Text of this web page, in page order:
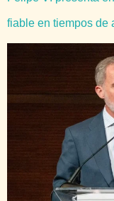
fiable en tiempos de